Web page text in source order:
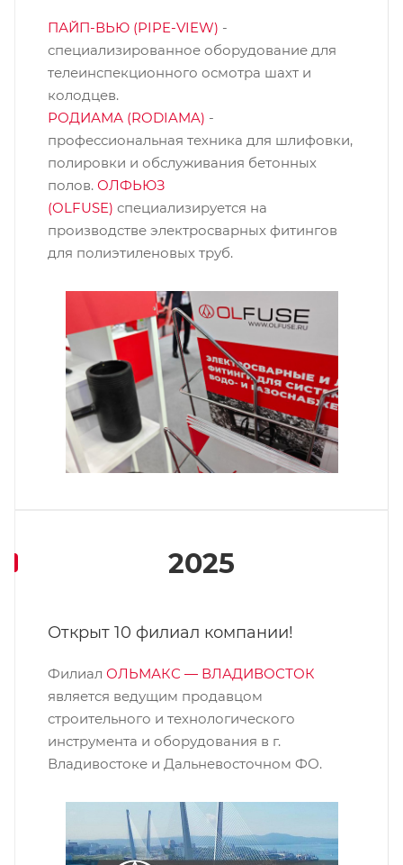
ПАЙП-ВЬЮ (PIPE-VIEW) -
специализированное оборудование для
телеинспекционного осмотра шахт и
колодцев.
РОДИАМА (RODIAMA) -
профессиональная техника для шлифовки,
полировки и обслуживания бетонных
полов. ОЛФЬЮЗ
(OLFUSE) специализируется на
производстве электросварных фитингов
для полиэтиленовых труб.
2025
Открыт 10 филиал компании!
Филиал ОЛЬМАКС — ВЛАДИВОСТОК
является ведущим продавцом
строительного и технологического
инструмента и оборудования в г.
Владивостоке и Дальневосточном ФО.